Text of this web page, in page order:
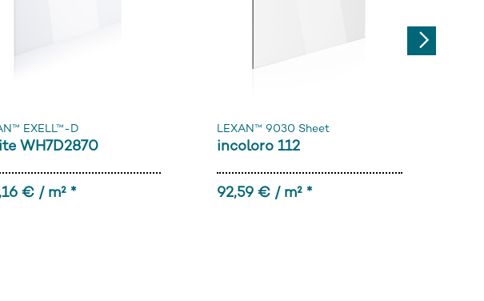
EXELL™-D
WH7D2870
€ / m² *
LEXAN™ 9030 Sheet
incoloro 112
92,59 € / m² *